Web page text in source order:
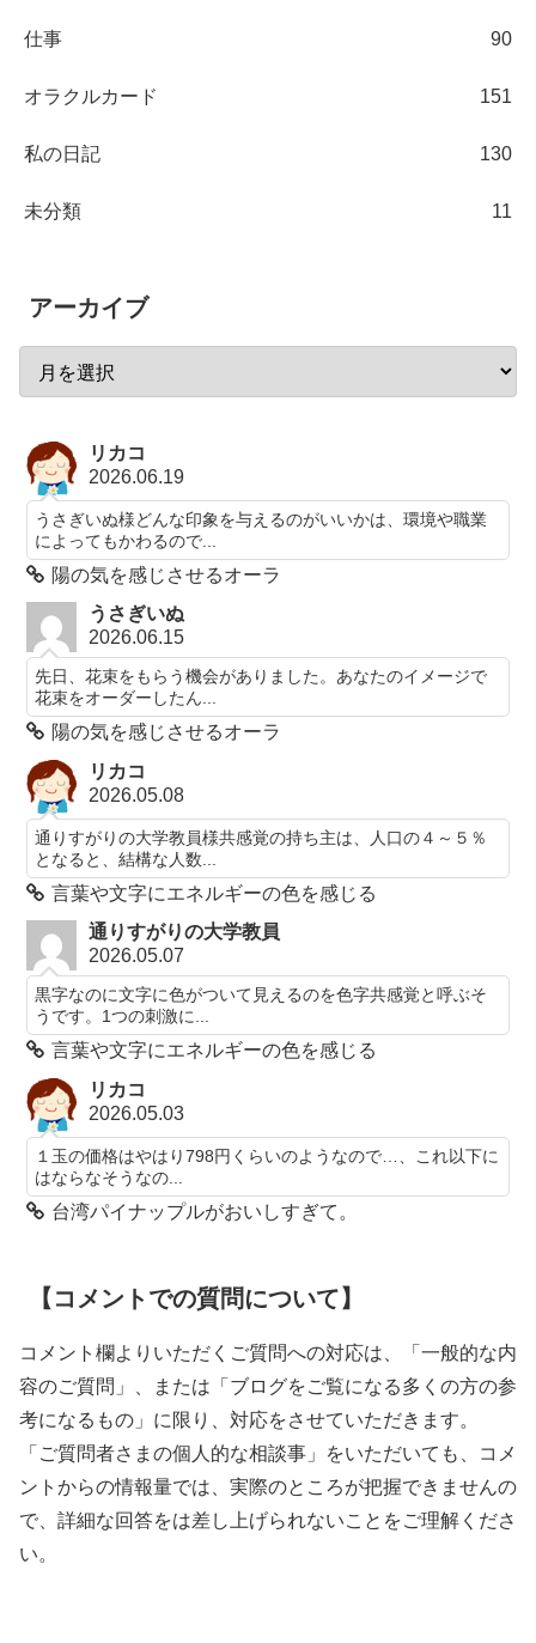
仕事 90
オラクルカード 151
私の日記 130
未分類 11
アーカイブ
リカコ
2026.06.19
うさぎいぬ様どんな印象を与えるのがいいかは、環境や職業
によってもかわるので...
陽の気を感じさせるオーラ
うさぎいぬ
2026.06.15
先日、花束をもらう機会がありました。あなたのイメージで
花束をオーダーしたん...
陽の気を感じさせるオーラ
リカコ
2026.05.08
通りすがりの大学教員様共感覚の持ち主は、人口の４～５％
となると、結構な人数...
言葉や文字にエネルギーの色を感じる
通りすがりの大学教員
2026.05.07
黒字なのに文字に色がついて見えるのを色字共感覚と呼ぶそ
うです。1つの刺激に...
言葉や文字にエネルギーの色を感じる
リカコ
2026.05.03
１玉の価格はやはり798円くらいのようなので…、これ以下に
はならなそうなの...
台湾パイナップルがおいしすぎて。
【コメントでの質問について】
コメント欄よりいただくご質問への対応は、「一般的な内
容のご質問」、または「ブログをご覧になる多くの方の参
考になるもの」に限り、対応をさせていただきます。
「ご質問者さまの個人的な相談事」をいただいても、コメ
ントからの情報量では、実際のところが把握できませんの
で、詳細な回答をは差し上げられないことをご理解くださ
い。